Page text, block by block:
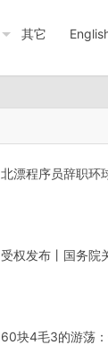
其它
北漂程序员辞职环
受权发布丨国务院
60块4毛3的游荡：